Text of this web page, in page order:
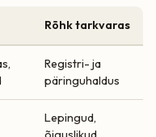
Rõhk tarkvaras
Registri- ja
päringuhaldus
Lepingud,